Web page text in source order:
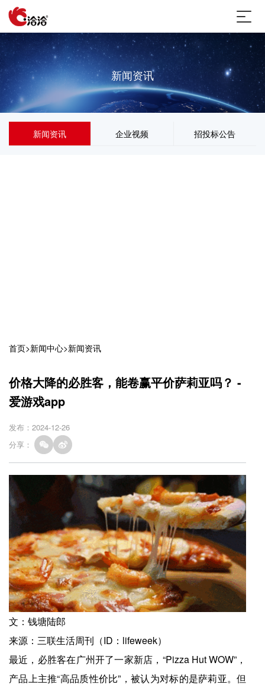
新闻资讯
新闻资讯 企业视频 招投标公告
首页>新闻中心>新闻资讯
价格大降的必胜客，能卷赢平价萨莉亚吗？ -
爱游戏app
发布：2024-12-26
分享：
文：钱塘陆郎
来源：三联生活周刊（ID：lifeweek）
最近，必胜客在广州开了一家新店，“Pizza Hut WOW”，
产品上主推“高品质性价比”，被认为对标的是萨莉亚。但